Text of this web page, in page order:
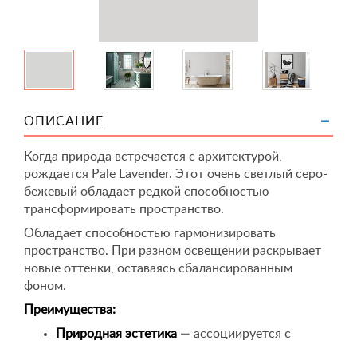
ОПИСАНИЕ
Когда природа встречается с архитектурой,
рождается Pale Lavender. Этот очень светлый серо-
бежевый обладает редкой способностью
трансформировать пространство.
Обладает способностью гармонизировать
пространство. При разном освещении раскрывает
новые оттенки, оставаясь сбалансированным
фоном.
Преимущества:
Природная эстетика — ассоциируется с